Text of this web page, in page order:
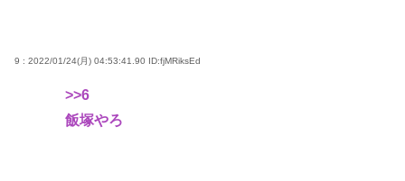
9 : 2022/01/24(月) 04:53:41.90 ID:fjMRiksEd
>>6
飯塚やろ